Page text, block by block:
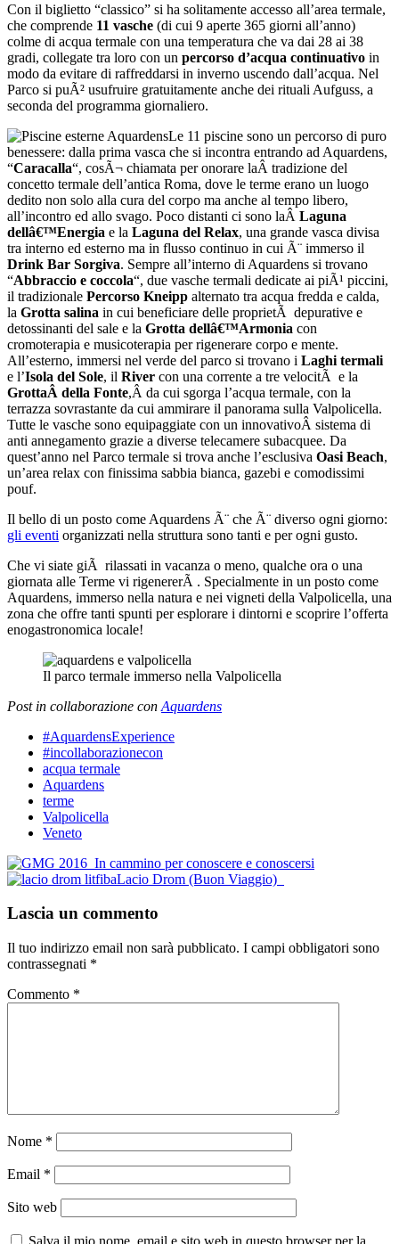
Con il biglietto “classico” si ha solitamente accesso all’area termale,
che comprende 11 vasche (di cui 9 aperte 365 giorni all’anno)
colme di acqua termale con una temperatura che va dai 28 ai 38
gradi, collegate tra loro con un percorso d’acqua continuativo in
modo da evitare di raffreddarsi in inverno uscendo dall’acqua. Nel
Parco si puÃ² usufruire gratuitamente anche dei rituali Aufguss, a
seconda del programma giornaliero.
Le 11 piscine sono un percorso di puro
benessere: dalla prima vasca che si incontra entrando ad Aquardens,
“Caracalla“, cosÃ¬ chiamata per onorare laÂ tradizione del
concetto termale dell’antica Roma, dove le terme erano un luogo
dedito non solo alla cura del corpo ma anche al tempo libero,
all’incontro ed allo svago. Poco distanti ci sono laÂ Laguna
dellâ€™Energia e la Laguna del Relax, una grande vasca divisa
tra interno ed esterno ma in flusso continuo in cui Ã¨ immerso il
Drink Bar Sorgiva. Sempre all’interno di Aquardens si trovano
“Abbraccio e coccola“, due vasche termali dedicate ai piÃ¹ piccini,
il tradizionale Percorso Kneipp alternato tra acqua fredda e calda,
la Grotta salina in cui beneficiare delle proprietÃ depurative e
detossinanti del sale e la Grotta dellâ€™Armonia con
cromoterapia e musicoterapia per rigenerare corpo e mente.
All’esterno, immersi nel verde del parco si trovano i Laghi termali
e l’Isola del Sole, il River con una corrente a tre velocitÃ e la
GrottaÂ della Fonte,Â da cui sgorga l’acqua termale, con la
terrazza sovrastante da cui ammirare il panorama sulla Valpolicella.
Tutte le vasche sono equipaggiate con un innovativoÂ sistema di
anti annegamento grazie a diverse telecamere subacquee. Da
quest’anno nel Parco termale si trova anche l’esclusiva Oasi Beach,
un’area relax con finissima sabbia bianca, gazebi e comodissimi
pouf.
Il bello di un posto come Aquardens Ã¨ che Ã¨ diverso ogni giorno:
gli eventi organizzati nella struttura sono tanti e per ogni gusto.
Che vi siate giÃ rilassati in vacanza o meno, qualche ora o una
giornata alle Terme vi rigenererÃ . Specialmente in un posto come
Aquardens, immerso nella natura e nei vigneti della Valpolicella, una
zona che offre tanti spunti per esplorare i dintorni e scoprire l’offerta
enogastronomica locale!
Il parco termale immerso nella Valpolicella
Post in collaborazione con Aquardens
#AquardensExperience
#incollaborazionecon
acqua termale
Aquardens
terme
Valpolicella
Veneto
Post
navigation
In cammino per conoscere e conoscersi
Lacio Drom (Buon Viaggio)
Lascia un commento
Il tuo indirizzo email non sarà pubblicato. I campi obbligatori sono
contrassegnati *
Commento *
Nome *
Email *
Sito web